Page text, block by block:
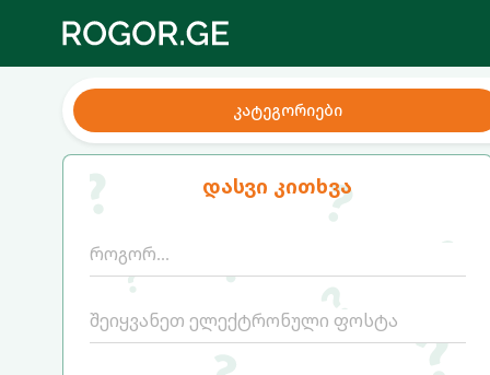
კატეგორიები
დასვი კითხვა